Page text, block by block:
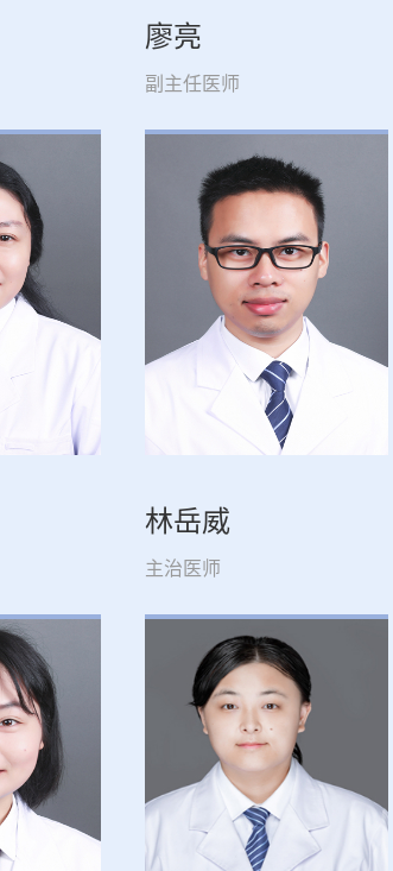
廖亮
副主任医师
林岳威
主治医师